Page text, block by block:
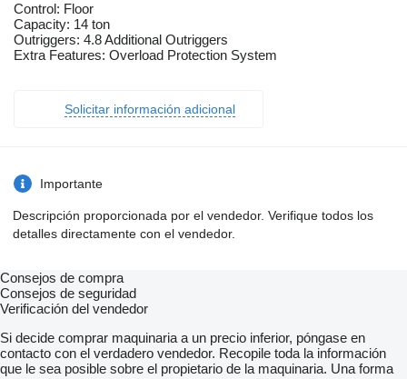
Control: Floor
Capacity: 14 ton
Outriggers: 4.8 Additional Outriggers
Extra Features: Overload Protection System
Solicitar información adicional
Importante
Descripción proporcionada por el vendedor. Verifique todos los
detalles directamente con el vendedor.
Consejos de compra
Consejos de seguridad
Verificación del vendedor
Si decide comprar maquinaria a un precio inferior, póngase en
contacto con el verdadero vendedor. Recopile toda la información
que le sea posible sobre el propietario de la maquinaria. Una forma